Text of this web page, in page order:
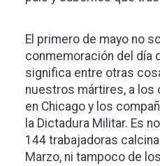
El primero de mayo no
conmemoración del día
significa entre otras
nuestros mártires, a los
en Chicago y los
la Dictadura Militar. Es
144 trabajadoras
Marzo, ni tampoco de